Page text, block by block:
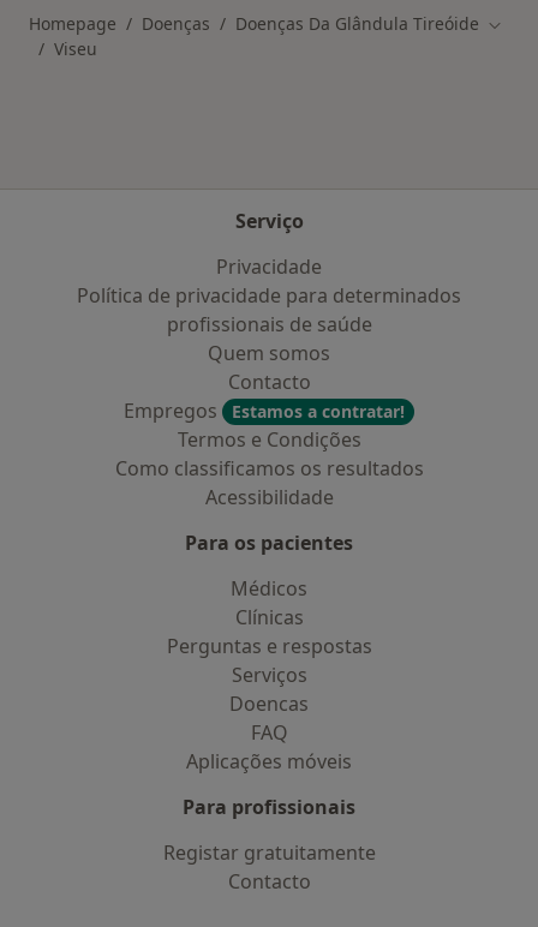
Homepage Doenças Doenças Da Glândula Tireóide
Viseu
Serviço
Privacidade
Política de privacidade para determinados
profissionais de saúde
Quem somos
Contacto
Empregos
Estamos a contratar!
Termos e Condições
Como classificamos os resultados
Acessibilidade
Para os pacientes
Médicos
Clínicas
Perguntas e respostas
Serviços
Doencas
FAQ
Aplicações móveis
Para profissionais
Registar gratuitamente
Contacto